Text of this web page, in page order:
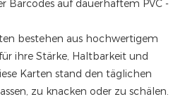
Barcodes auf dauerhaftem PVC -
bestehen aus hochwertigem
ihre Stärke, Haltbarkeit und
Karten stand den täglichen
zu knacken oder zu schälen.